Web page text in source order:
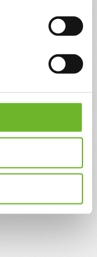
pomoc , vďaka
. Srdečná vďaka